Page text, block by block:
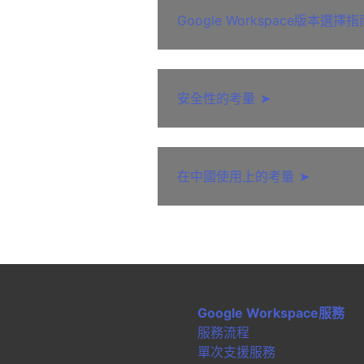
Google Workspace版本選擇指
安全性的考量 ➤
在中國使用上的考量 ➤
Google Workspace服務
服務流程
單次支援服務